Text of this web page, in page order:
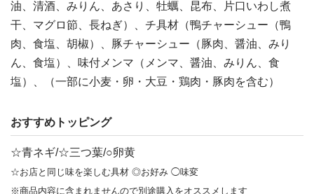
油、清酒、みりん、あさり、牡蠣、昆布、片口いわし煮
干、マグロ節、長ねぎ）、チ具材（鴨チャーシュー（鴨
肉、食塩、胡椒）、豚チャーシュー（豚肉、醤油、みり
ん、食塩）、味付メンマ（メンマ、醤油、みりん、食
塩）、（一部に小麦・卵・大豆・鶏肉・豚肉を含む）
おすすめトッピング
☆青ネギ/☆三つ葉/○卵黄
☆お店と同じ味を楽しむ具材 ◎お好み ◯味変
※商品内容に含まれませんので別途購入をオススメします